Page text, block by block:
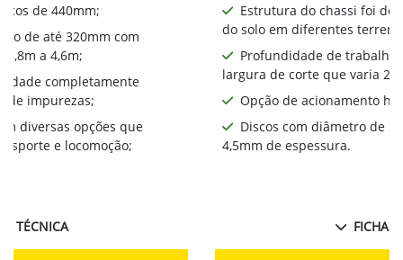
de 440mm​;
de até 320mm com
a 4,6m;
completamente
de impurezas;
diversas opções que
e locomoção;
TÉCNICA
Estrutura do chassi foi
do solo em diferentes
Profundidade de trabalho
largura de corte que varia
Opção de acionamento
Discos com diâmetro de
4,5mm de espessura.
FICHA